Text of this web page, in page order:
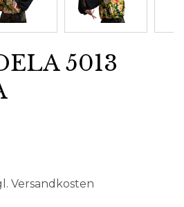
5013
Versandkosten